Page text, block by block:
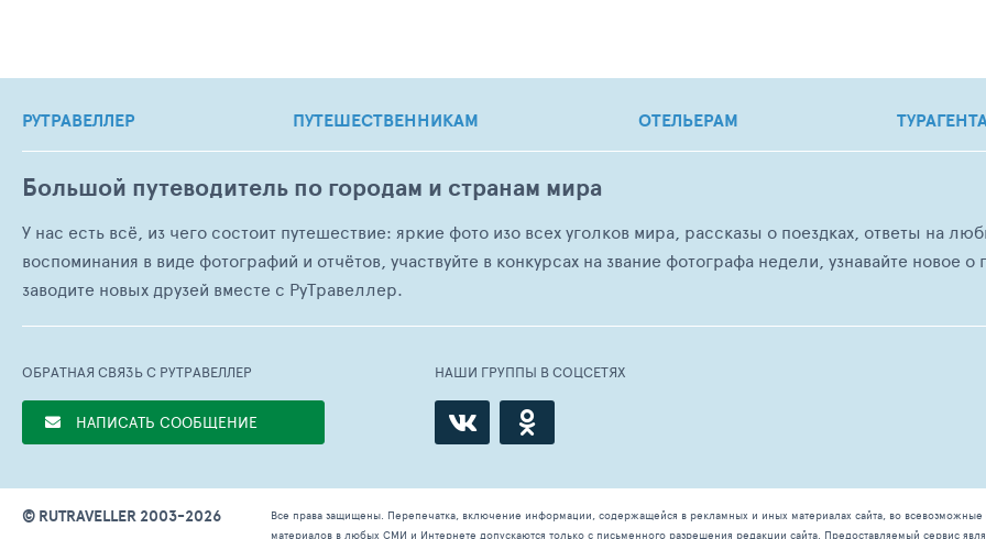
РУТРАВЕЛЛЕР ПУТЕШЕСТВЕННИКАМ ОТЕЛЬЕРАМ
Большой путеводитель по городам и странам мира
У нас есть всё, из чего состоит путешествие: яркие фото изо всех уголков мира, рассказы о поездках, ответы на
воспоминания в виде фотографий и отчётов, участвуйте в конкурсах на звание фотографа недели, узнавайте новое
заводите новых друзей вместе с РуТравеллер.
ОБРАТНАЯ СВЯЗЬ С РУТРАВЕЛЛЕР
НАПИСАТЬ СООБЩЕНИЕ
НАШИ ГРУППЫ В СОЦСЕТЯХ
© RUTRAVELLER 2003-2026
Все права защищены. Перепечатка, включение информации, содержащейся в рекламных и иных материалах сайта, во
материалов в любых СМИ и Интернете допускаются только с письменного разрешения редакции сайта. Предоставляемый сервис